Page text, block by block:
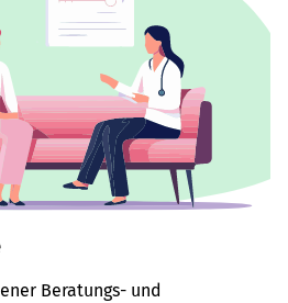
Beratungs- und